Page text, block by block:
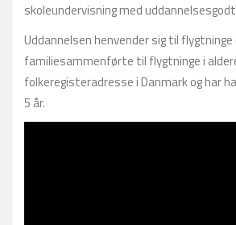
skoleundervisning med
Uddannelsen henvender sig til flygtninge
familiesammenførte til flygtninge i
folkeregisteradresse i Danmark og har
5 år.